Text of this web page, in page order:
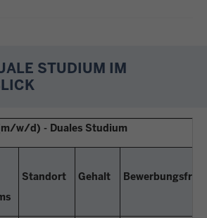
STUDIUM IM
w/d) - Duales Studium
Standort Gehalt Bewerbungsfrist